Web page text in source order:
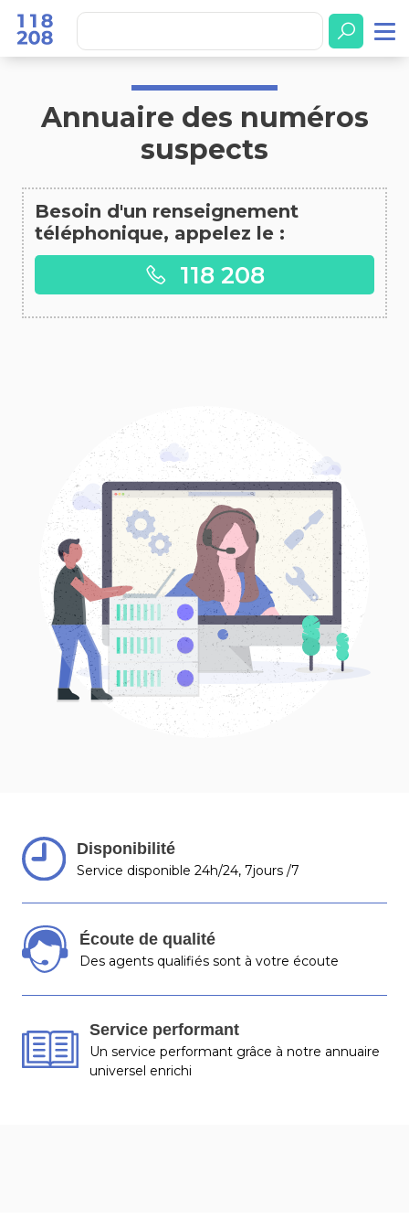
Accueil
Annuaire des numéros
suspects
Besoin d'un renseignement
téléphonique, appelez le :
118 208
Disponibilité
Service disponible 24h/24, 7jours /7
Écoute de qualité
Des agents qualifiés sont à votre écoute
Service performant
Un service performant grâce à notre annuaire
universel enrichi